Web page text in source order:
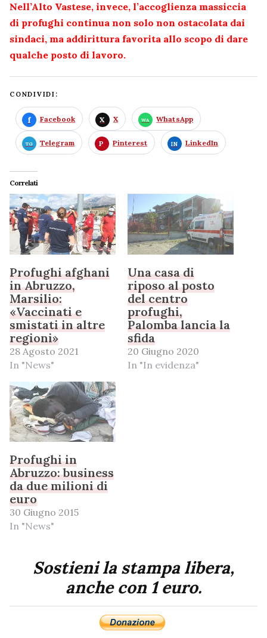
Nell’Alto Vastese, invece, l’accoglienza massiccia
di profughi continua non solo non ostacolata dai
sindaci, ma addirittura favorita allo scopo di dare
qualche posto di lavoro.
CONDIVIDI:
Facebook X WhatsApp
Telegram Pinterest LinkedIn
Correlati
Profughi afghani
in Abruzzo,
Marsilio:
«Vaccinati e
smistati in altre
regioni»
28 Agosto 2021
In "News"
Una casa di
riposo al posto
del centro
profughi,
Palomba lancia la
sfida
20 Giugno 2020
In "In evidenza"
Profughi in
Abruzzo: business
da due milioni di
euro
30 Giugno 2015
In "News"
Sostieni la stampa libera,
anche con 1 euro.